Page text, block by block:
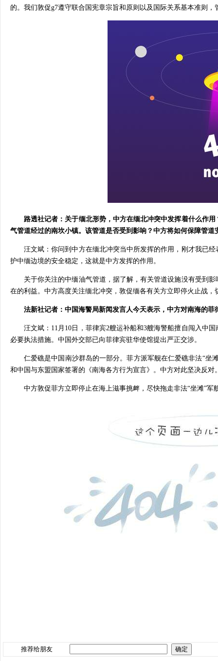
的。我们敦促g7遵守联合国宪章宗旨和原则以及国际关系基本准则
路透社记者：关于缅北形势，中方在缅北冲突中发挥着什么作
气管道经过的南坎小镇。该管道是否受到影响？中方将如何保障管道
汪文斌：你问到中方在缅北冲突当中所发挥的作用，刚才我已
护中缅边境的安全稳定，这就是中方发挥的作用。
关于你关注的中缅油气管道，据了解，有关管道设施没有受到
在的利益。中方高度关注缅北冲突，敦促缅各有关方立即停火止战
法新社记者：中国海警局新闻发言人今天表示，中方对南海的
汪文斌：11月10日，菲律宾2艘运补船和3艘海警船擅自闯入中
必要执法措施。中国外交部已向菲律宾驻华使馆提出严正交涉。
仁爱礁是中国南沙群岛的一部分。菲方派军舰在仁爱礁非法“坐
和中国与东盟国家签署的《南海各方行为宣言》。中方对此坚决反对
中方敦促菲方立即停止在海上滋事挑衅，尽快拖走非法“坐滩”
推荐给朋友